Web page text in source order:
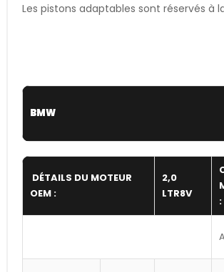
Les pistons adaptables sont réservés à
BMW
DÉTAILS DU MOTEUR
OEM :
2,0
LTR8V
: